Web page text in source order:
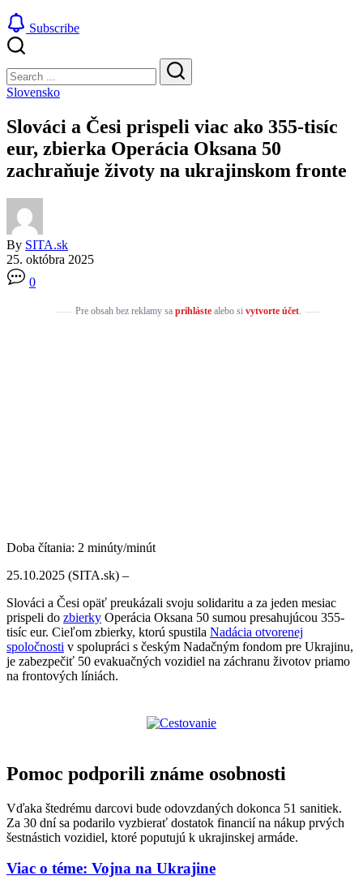
Subscribe
Search
Search
Slovensko
Slováci a Česi prispeli viac ako 355-tisíc
eur, zbierka Operácia Oksana 50
zachraňuje životy na ukrajinskom fronte
By SITA.sk
25. októbra 2025
0
Pre obsah bez reklamy sa prihlástealebo si vytvorte účet.
Doba čítania: 2 minúty/minút
25.10.2025 (SITA.sk) –
Slováci a Česi opäť preukázali svoju solidaritu a za jeden mesiac
prispeli do zbierky Operácia Oksana 50 sumou presahujúcou 355-
tisíc eur. Cieľom zbierky, ktorú spustila Nadácia otvorenej
spoločnosti v spolupráci s českým Nadačným fondom pre Ukrajinu,
je zabezpečiť 50 evakuačných vozidiel na záchranu životov priamo
na frontových líniách.
Pomoc podporili známe osobnosti
Vďaka štedrému darcovi bude odovzdaných dokonca 51 sanitiek.
Za 30 dní sa podarilo vyzbierať dostatok financií na nákup prvých
šestnástich vozidiel, ktoré poputujú k ukrajinskej armáde.
Viac o téme: Vojna na Ukrajine